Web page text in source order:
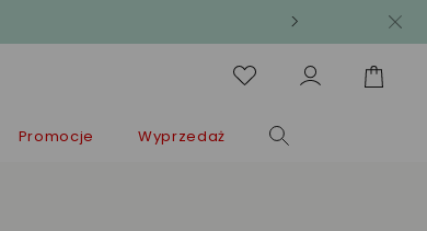
Promocje Wyprzedaż